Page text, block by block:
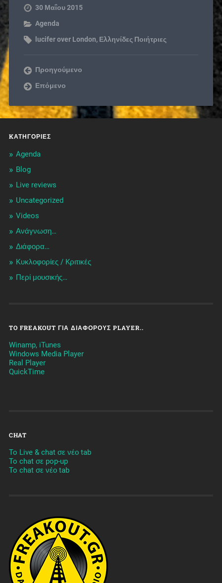
30 Μαΐου 2015
Agenda
lucifer over London, Ελληνίδες Ποιήτριες
Προηγούμενο
Επόμενο
KΑΤΗΓΟΡΊΕΣ
Agenda
Blog
Live reviews
Uncategorized
Videos
Ανάγνωση…
Διάφορα…
Κυκλοφορίες / Kριτικές
Περί μουσικής…
TO FREAKOUT ΓΙΑ ΔΙΆΦΟΡΟΥΣ PLAYER..
Winamp, iTunes
Windows Media Player
Real Player
QuickTime
CHAT
To Live & chat σε νέο tab
To chat σε pop-up
To chat σε νέο tab